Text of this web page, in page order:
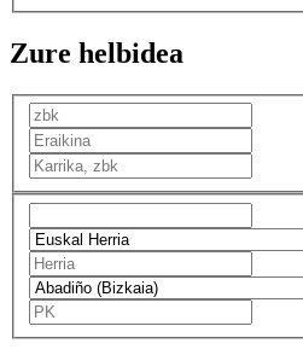
Zure helbidea